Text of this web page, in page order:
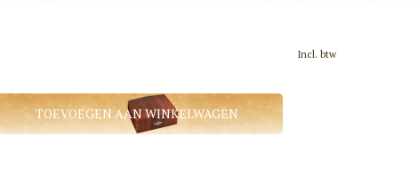
Incl. btw
TOEVOEGEN AAN WINKELWAGEN